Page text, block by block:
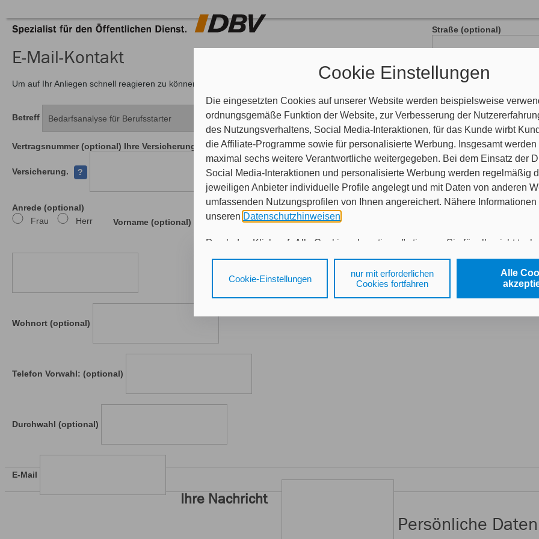
Cookie Einstellungen
Die eingesetzten Cookies auf unserer Website werden beispielsweise
ordnungsgemäße Funktion der Website, zur Verbesserung der
des Nutzungsverhaltens, Social Media-Interaktionen, für das Kunde wirbt
die Affiliate-Programme sowie für personalisierte Werbung. Insgesamt werden
maximal sechs weitere Verantwortliche weitergegeben. Bei dem Einsatz der
Social Media-Interaktionen und personalisierte Werbung werden regelmäßig
jeweiligen Anbieter individuelle Profile angelegt und mit Daten von anderen
umfassenden Nutzungsprofilen von Ihnen angereichert. Nähere
unseren Datenschutzhinweisen
Durch den Klick auf „Alle Cookies akzeptieren" stimmen Sie für alle nicht
erforderlichen Cookies sowohl der Speicherung der notwendigen
Gerät bzw. dem Zugriff auf die bereits in Ihrem Gerät gespeicherten
25 Abs. 1 TDDDG als auch der Verarbeitung Ihrer Daten zu den angegebenen
unserenDatenschutzhinweisengemäß Art. 6 Abs. 1 lit. a DSGVO zu.
nicht erforderlichen Cookies, d.h. Leistungsbezogene und Personalisierungs-
Alle
nur mit erforderlichen
Cookies fortfahren
Cookie-Einstellungen
E-Mail-Kontakt
Um auf Ihr Anliegen schnell reagieren zu können, benötigen wir verschiedene Angaben.
Betreff
Vertragsnummer (optional) Ihre Versicherungsscheinnumer finden Sie auf Ihrem Vertrag oder im Betreff aller Schriftstücke zu
Versicherung. ?
Anrede (optional)
Frau
Herr Vorname (optional) Nachname
Straße (optional)
PLZ
Wohnort (optional)
Telefon Vorwahl: (optional)
Durchwahl (optional)
E-Mail
Ihre Nachricht
Persönliche Daten